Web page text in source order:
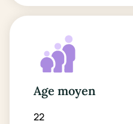
Age moyen
22